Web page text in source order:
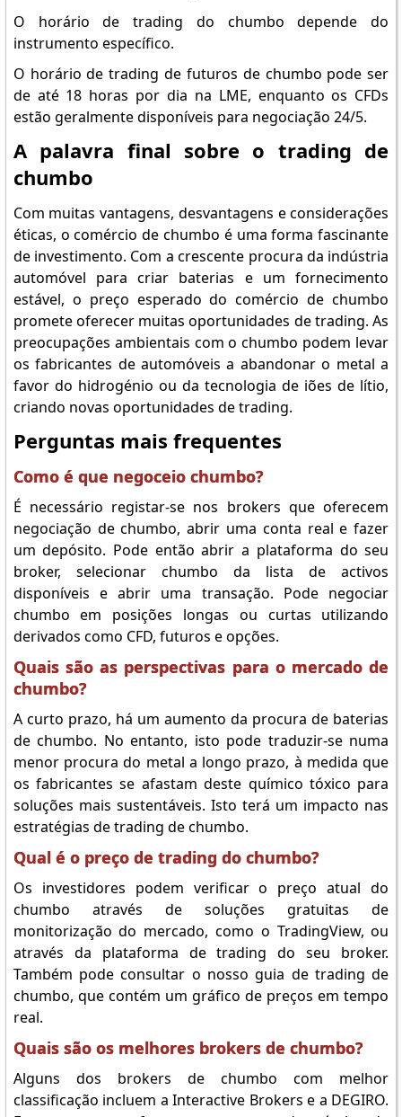
O horário de trading do chumbo depende do
instrumento específico.
O horário de trading de futuros de chumbo pode ser
de até 18 horas por dia na LME, enquanto os CFDs
estão geralmente disponíveis para negociação 24/5.
A palavra final sobre o trading de
chumbo
Com muitas vantagens, desvantagens e considerações
éticas, o comércio de chumbo é uma forma fascinante
de investimento. Com a crescente procura da indústria
automóvel para criar baterias e um fornecimento
estável, o preço esperado do comércio de chumbo
promete oferecer muitas oportunidades de trading. As
preocupações ambientais com o chumbo podem levar
os fabricantes de automóveis a abandonar o metal a
favor do hidrogénio ou da tecnologia de iões de lítio,
criando novas oportunidades de trading.
Perguntas mais frequentes
Como é que negoceio chumbo?
É necessário registar-se nos brokers que oferecem
negociação de chumbo, abrir uma conta real e fazer
um depósito. Pode então abrir a plataforma do seu
broker, selecionar chumbo da lista de activos
disponíveis e abrir uma transação. Pode negociar
chumbo em posições longas ou curtas utilizando
derivados como CFD, futuros e opções.
Quais são as perspectivas para o mercado de
chumbo?
A curto prazo, há um aumento da procura de baterias
de chumbo. No entanto, isto pode traduzir-se numa
menor procura do metal a longo prazo, à medida que
os fabricantes se afastam deste químico tóxico para
soluções mais sustentáveis. Isto terá um impacto nas
estratégias de trading de chumbo.
Qual é o preço de trading do chumbo?
Os investidores podem verificar o preço atual do
chumbo através de soluções gratuitas de
monitorização do mercado, como o TradingView, ou
através da plataforma de trading do seu broker.
Também pode consultar o nosso guia de trading de
chumbo, que contém um gráfico de preços em tempo
real.
Quais são os melhores brokers de chumbo?
Alguns dos brokers de chumbo com melhor
classificação incluem a Interactive Brokers e a DEGIRO.